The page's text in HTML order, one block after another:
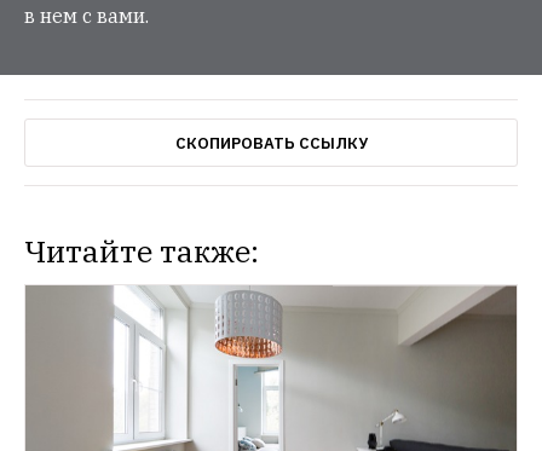
в нем с вами.
СКОПИРОВАТЬ ССЫЛКУ
Читайте также: